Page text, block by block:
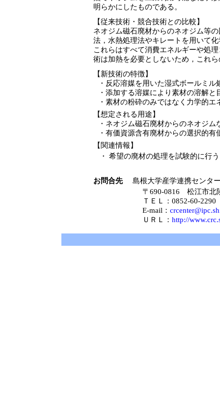
明らかにしたものである。
【従来技術・競合技術との比較】
ネオジム磁石廃材からのネオジム等
法，水熱処理法やキレートを用いて
これらはすべて消費エネルギーや処
術は加熱を必要としないため，これ
【新技術の特徴】
・ 反応溶媒を用いた湿式ボールミ
・ 添加する溶媒により素材の溶解と
・ 素材の粉砕のみではなく力学的エ
【想定される用途】
・ ネオジム磁石廃材からのネオジム
・ 有価資源含有廃材からの選択的有
【関連情報】
・
希望の廃材の処理を試験的に行
お問合先
島根大学産学連携センタ
〒690-0816 松江市北
ＴＥＬ：0852-60-
E-mail：
ＵＲＬ： http://